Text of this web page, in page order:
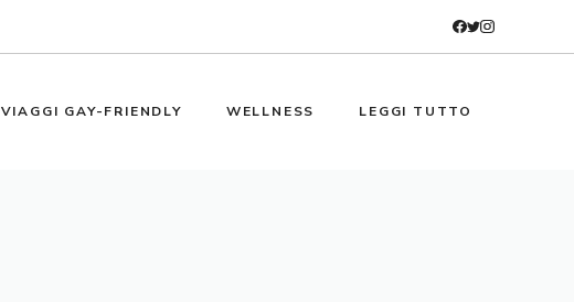
VIAGGI GAY-FRIENDLY WELLNESS LEGGI TUTTO